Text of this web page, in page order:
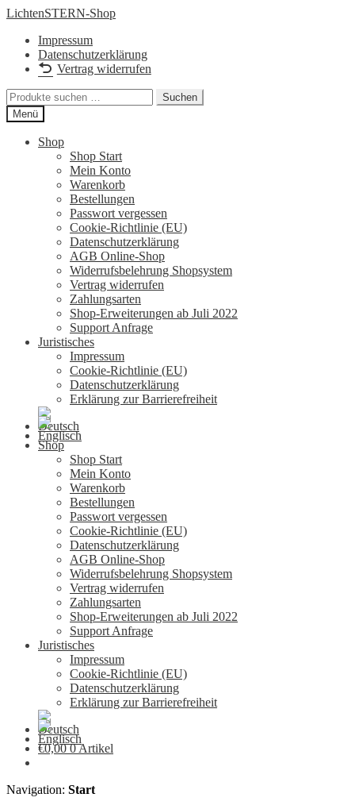
Zur
springen
Zum
springen
LichtenSTERN-Shop
Impressum
Datenschutzerklärung
Vertrag widerrufen
Suchen
nach:
Suchen
Menü
Shop
Shop Start
Mein Konto
Warenkorb
Bestellungen
Passwort vergessen
Cookie-Richtlinie (EU)
Datenschutzerklärung
AGB Online-Shop
Widerrufsbelehrung Shopsystem
Vertrag widerrufen
Zahlungsarten
Shop-Erweiterungen ab Juli 2022
Support Anfrage
Juristisches
Impressum
Cookie-Richtlinie (EU)
Datenschutzerklärung
Erklärung zur Barrierefreiheit
Shop
Shop Start
Mein Konto
Warenkorb
Bestellungen
Passwort vergessen
Cookie-Richtlinie (EU)
Datenschutzerklärung
AGB Online-Shop
Widerrufsbelehrung Shopsystem
Vertrag widerrufen
Zahlungsarten
Shop-Erweiterungen ab Juli 2022
Support Anfrage
Juristisches
Impressum
Cookie-Richtlinie (EU)
Datenschutzerklärung
Erklärung zur Barrierefreiheit
€0,00 0 Artikel
Navigation: Start